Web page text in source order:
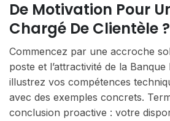
De Motivation Pour
Chargé De Clientèle ?
Commencez par une accroche
poste et l’attractivité de la
illustrez vos compétences
avec des exemples concrets.
conclusion proactive : votre